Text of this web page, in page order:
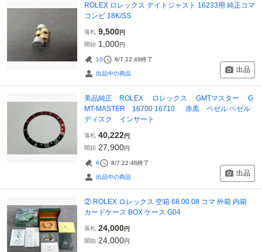
ROLEX ロレックス デイトジャスト 16233用 純正コマ
コンビ 18K/SS
落札 9,500円
開始 1,000円
10 8/7 22:49終了
出品中の商品 出品
美品純正 ROLEX ロレックス GMTマスター G
MT-MASTER 16700 16710 赤黒 ベゼル ベゼル
ディスク インサート
落札 40,222円
開始 27,900円
6 8/7 22:46終了
出品中の商品 出品
② ROLEX ロレックス 空箱 68.00.08 コマ 外箱 内箱
カードケース BOX ケース G04
落札 24,000円
開始 24,000円